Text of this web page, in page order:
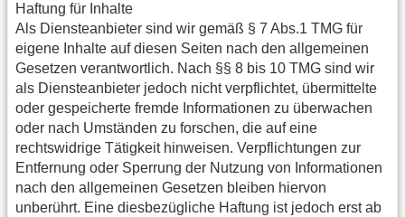
Haftung für Inhalte
Als Diensteanbieter sind wir gemäß § 7 Abs.1 TMG für
eigene Inhalte auf diesen Seiten nach den allgemeinen
Gesetzen verantwortlich. Nach §§ 8 bis 10 TMG sind wir
als Diensteanbieter jedoch nicht verpflichtet, übermittelte
oder gespeicherte fremde Informationen zu überwachen
oder nach Umständen zu forschen, die auf eine
rechtswidrige Tätigkeit hinweisen. Verpflichtungen zur
Entfernung oder Sperrung der Nutzung von Informationen
nach den allgemeinen Gesetzen bleiben hiervon
unberührt. Eine diesbezügliche Haftung ist jedoch erst ab